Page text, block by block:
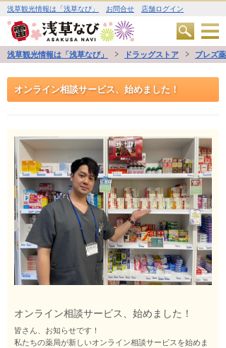
浅草観光情報は「浅草なび」 お問合せ 店舗ログイン
浅草観光情報は「浅草なび」 ドラッグストア ブレズ薬
オンライン相談サービス、始めました！
オンライン相談サービス、始めました！
皆さん、お知らせです！
私たちの薬局が新しいオンライン相談サービスを始めま